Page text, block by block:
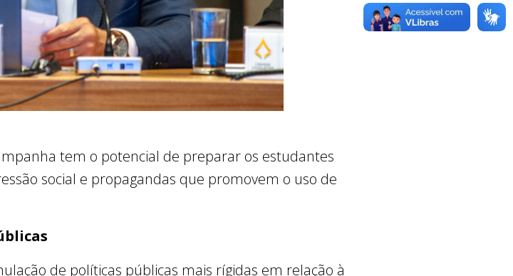
tem o potencial de preparar os estudantes
social e propagandas que promovem o uso de
de políticas públicas mais rígidas em relação à